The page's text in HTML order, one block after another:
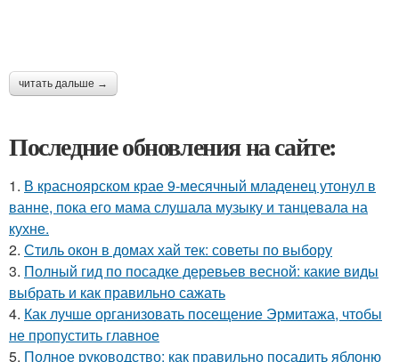
читать дальше →
Последние обновления на сайте:
1. В красноярском крае 9-месячный младенец утонул в
ванне, пока его мама слушала музыку и танцевала на
кухне.
2. Стиль окон в домах хай тек: советы по выбору
3. Полный гид по посадке деревьев весной: какие виды
выбрать и как правильно сажать
4. Как лучше организовать посещение Эрмитажа, чтобы
не пропустить главное
5. Полное руководство: как правильно посадить яблоню